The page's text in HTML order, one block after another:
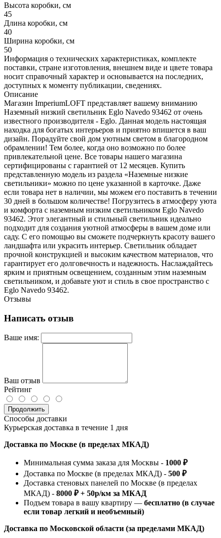
Высота коробки, см
45
Длина коробки, см
40
Ширина коробки, см
50
Информация о технических характеристиках, комплекте
поставки, стране изготовления, внешнем виде и цвете товара
носит справочный характер и основывается на последних,
доступных к моменту публикации, сведениях.
Описание
Магазин ImperiumLOFT представляет вашему вниманию
Наземный низкий светильник Eglo Navedo 93462 от очень
известного производителя - Eglo. Данная модель настоящая
находка для богатых интерьеров и приятно впишется в ваш
дизайн. Порадуйте свой дом уютным светом в благородном
обрамлении! Тем более, когда оно возможно по более
привлекательной цене. Все товары нашего магазина
сертифицированы с гарантией от 12 месяцев. Купить
представленную модель из раздела «Наземные низкие
светильники» можно по цене указанной в карточке. Даже
если товара нет в наличии, мы можем его поставить в течении
30 дней в большом количестве! Погрузитесь в атмосферу уюта
и комфорта с наземным низким светильником Eglo Navedo
93462. Этот элегантный и стильный светильник идеально
подходит для создания уютной атмосферы в вашем доме или
саду. С его помощью вы сможете подчеркнуть красоту вашего
ландшафта или украсить интерьер. Светильник обладает
прочной конструкцией и высоким качеством материалов, что
гарантирует его долговечность и надежность. Наслаждайтесь
ярким и приятным освещением, созданным этим наземным
светильником, и добавьте уют и стиль в свое пространство с
Eglo Navedo 93462.
Отзывы
Написать отзыв
Ваше имя:
Ваш отзыв
Рейтинг
Продолжить
Способы доставки
Курьерская доставка в течение 1 дня
Доставка по Москве (в пределах МКАД)
Минимальная сумма заказа для Москвы - 1000 ₽
Доставка по Москве (в пределах МКАД) - 500 ₽
Доставка стеновых панелей по Москве (в пределах
МКАД) - 8000 ₽ + 50р/км за МКАД
Подъем товара в вашу квартиру — бесплатно (в случае
если товар легкий и необъемный)
Доставка по Московской области (за пределами МКАД)